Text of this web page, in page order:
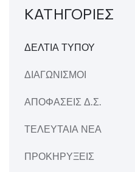
ΚΑΤΗΓΟΡΙΕΣ
ΔΕΛΤΙΑ ΤΥΠΟΥ
ΔΙΑΓΩΝΙΣΜΟΙ
ΑΠΟΦΑΣΕΙΣ Δ.Σ.
ΤΕΛΕΥΤΑΙΑ ΝΕΑ
ΠΡΟΚΗΡΥΞΕΙΣ